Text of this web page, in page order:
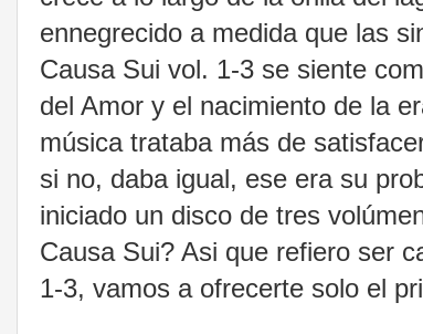
ennegrecido a medida que las
Causa Sui vol. 1-3 se siente
del Amor y el nacimiento de la
música trataba más de
si no, daba igual, ese era su
iniciado un disco de tres
Causa Sui? Asi que refiero ser
1-3, vamos a ofrecerte solo el